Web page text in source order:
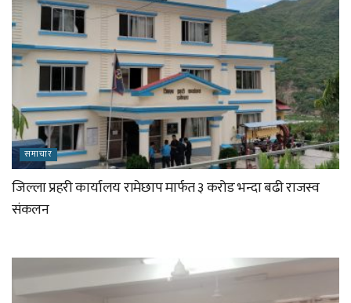
समाचार
जिल्ला प्रहरी कार्यालय रामेछाप मार्फत ३ करोड भन्दा बढी राजस्व
संकलन